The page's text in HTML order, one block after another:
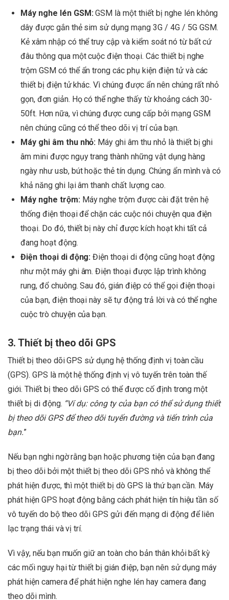
Máy nghe lén GSM: GSM là một thiết bị nghe lén không
dây được gắn thẻ sim sử dụng mạng 3G / 4G / 5G GSM.
Kẻ xâm nhập có thể truy cập và kiểm soát nó từ bất cứ
đâu thông qua một cuộc điện thoại. Các thiết bị nghe
trộm GSM có thể ẩn trong các phụ kiện điện tử và các
thiết bị điện tử khác. Vì chúng được ẩn nên chúng rất nhỏ
gọn, đơn giản. Họ có thể nghe thấy từ khoảng cách 30-
50ft. Hơn nữa, vì chúng được cung cấp bởi mạng GSM
nên chúng cũng có thể theo dõi vị trí của bạn.
Máy ghi âm thu nhỏ: Máy ghi âm thu nhỏ là thiết bị ghi
âm mini được ngụy trang thành những vật dụng hàng
ngày như usb, bút hoặc thẻ tín dụng. Chúng ẩn mình và có
khả năng ghi lại âm thanh chất lượng cao.
Máy nghe trộm: Máy nghe trộm được cài đặt trên hệ
thống điện thoại để chặn các cuộc nói chuyện qua điện
thoại. Do đó, thiết bị này chỉ được kích hoạt khi tất cả
đang hoạt động.
Điện thoại di động: Điện thoại di động cũng hoạt động
như một máy ghi âm. Điện thoại được lập trình không
rung, đổ chuông. Sau đó, gián điệp có thể gọi điện thoại
của bạn, điện thoại này sẽ tự động trả lời và có thể nghe
cuộc trò chuyện của bạn.
3. Thiết bị theo dõi GPS
Thiết bị theo dõi GPS sử dụng hệ thống định vị toàn cầu
(GPS). GPS là một hệ thống định vị vô tuyến trên toàn thế
giới. Thiết bị theo dõi GPS có thể được cố định trong một
thiết bị di động. “Ví dụ: công ty của bạn có thể sử dụng thiết
bị theo dõi GPS để theo dõi tuyến đường và tiến trình của
bạn.”
Nếu bạn nghi ngờ rằng bạn hoặc phương tiện của bạn đang
bị theo dõi bởi một thiết bị theo dõi GPS nhỏ và không thể
phát hiện được, thì một thiết bị dò GPS là thứ bạn cần. Máy
phát hiện GPS hoạt động bằng cách phát hiện tín hiệu tần số
vô tuyến do bộ theo dõi GPS gửi đến mạng di động để liên
lạc trạng thái và vị trí.
Vì vậy, nếu bạn muốn giữ an toàn cho bản thân khỏi bất kỳ
các mối nguy hại từ thiết bị gián điệp, bạn nên sử dụng máy
phát hiện camera để phát hiện nghe lén hay camera đang
theo dõi mình.